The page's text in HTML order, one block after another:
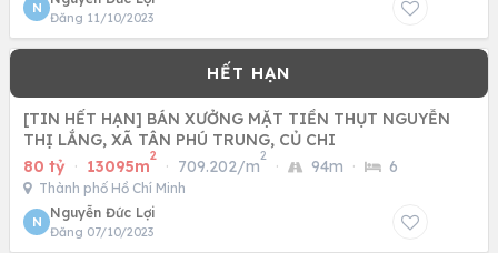
N
Đăng 11/10/2023
[TIN HẾT HẠN] BÁN XƯỞNG MẶT TIỀN THỤT NGUYỄN
THỊ LẮNG, XÃ TÂN PHÚ TRUNG, CỦ CHI
80 tỷ · 13095m
2
· 709.202/m
2
· 94m · 6
Thành phố Hồ Chí Minh
N
Nguyễn Đức Lợi
Đăng 07/10/2023